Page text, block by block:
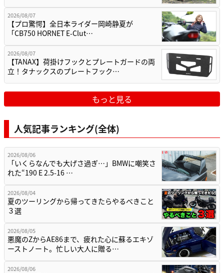
2026/08/07
【プロ驚愕】全日本ライダー岡崎静夏が
「CB750 HORNET E-Clut…
2026/08/07
【TANAX】荷掛けフックとプレートガードの両
立！タナックスのプレートフック…
もっと見る
人気記事ランキング(全体)
2026/08/06
「いくらなんでも大げさ過ぎ…」BMWに嘲笑さ
れた“190 E 2.5-16 …
2026/08/04
夏のツーリングから帰ってきたらやるべきこと
３選
2026/08/05
悪魔のZからAE86まで、疲れた心に蘇るエキゾ
ーストノート。忙しい大人に贈る…
2026/08/06